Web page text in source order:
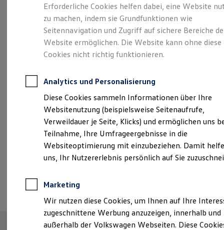
Leasing
Leasing-Angebote
Gebrauchtwagen Leasing
Junge Gebrauchtwagen-Leasing
Elektroauto Leasing
Kleinwagen-Leasing
Leasing ohne Anzahlung
Autokredit mit Schlussrate
Versicherungen und Garantien
Kfz-Versicherung
Restschuldversicherungen
Garantien
Wartungsverträge
Geschäftskunden
Professional Class bei Volkswagen
Großkunden
Behörden
Anpfiff zum Gewinn
Elektroautos
ID. Tutorials
Elektrofahrzeugkonzepte
Vielseitig, komfortabel,
leistungsstark. Der
Touran.
Erforderliche Cookies helfen dabei, eine Website
zu machen, indem sie Grundfunktionen wie
Seitennavigation und Zugriff auf sichere Bereiche
Website ermöglichen. Die Website kann ohne diese
Cookies nicht richtig funktionieren.
Analytics und Personalisierung
Diese Cookies sammeln Informationen über Ihre
Websitenutzung (beispielsweise Seitenaufrufe,
Verweildauer je Seite, Klicks) und ermöglichen uns
Teilnahme, Ihre Umfrageergebnisse in die
Websiteoptimierung mit einzubeziehen. Damit
uns, Ihr Nutzererlebnis persönlich auf Sie
Marketing
Wir nutzen diese Cookies, um Ihnen auf Ihre
zugeschnittene Werbung anzuzeigen, innerhalb und
außerhalb der Volkswagen Webseiten. Diese